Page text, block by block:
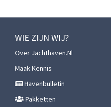
WIE ZIJN WIJ?
Over Jachthaven.nl
Maak Kennis
Havenbulletin
Pakketten